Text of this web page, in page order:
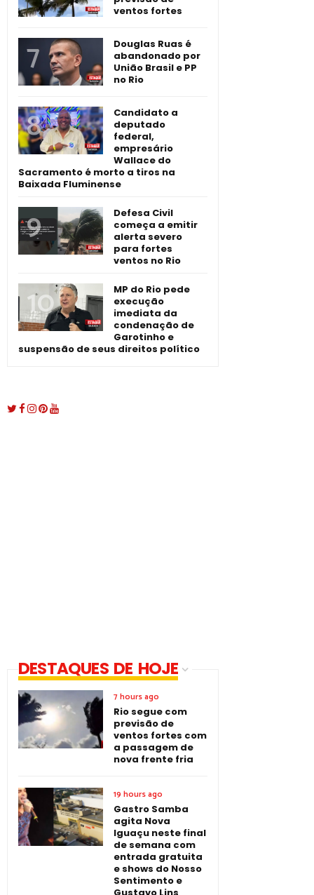
ventos fortes
Douglas Ruas é
abandonado por
União Brasil e PP
no Rio
Candidato a
deputado
federal,
empresário
Wallace do
Sacramento é morto a tiros na
Baixada Fluminense
Defesa Civil
começa a emitir
alerta severo
para fortes
ventos no Rio
MP do Rio pede
execução
imediata da
condenação de
Garotinho e
suspensão de seus direitos político
DESTAQUES DE HOJE
7 hours ago
Rio segue com
previsão de
ventos fortes com
a passagem de
nova frente fria
19 hours ago
Gastro Samba
agita Nova
Iguaçu neste final
de semana com
entrada gratuita
e shows do Nosso
Sentimento e